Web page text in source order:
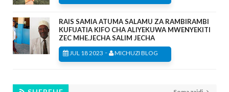
RAIS SAMIA ATUMA SALAMU ZA RAMBIRAMBI
KUFUATIA KIFO CHA ALIYEKUWA MWENYEKITI
ZEC MHE.JECHA SALIM JECHA
JUL 18 2023 - MICHUZI BLOG